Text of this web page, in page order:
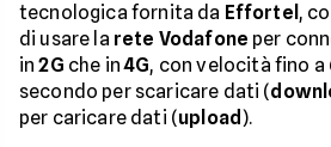
tecnologica fornita da Effortel ,
di usare la rete Vodafone per
in2G che in4G, con velocità fino a
secondo per scaricare dati (
per caricare dati (upload ).